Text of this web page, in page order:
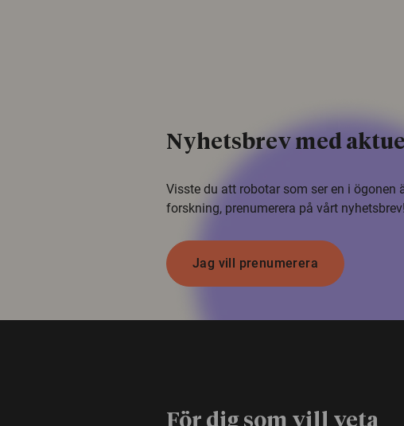
Nyhetsbrev med
Visste du att robotar som ser en i
forskning, prenumerera på vårt nyhetsbrev!
Jag vill prenumerera
För dig som vill veta